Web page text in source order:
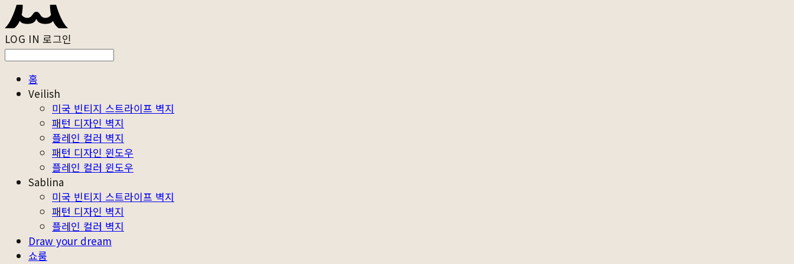
LOG IN 로그인
홈
Veilish
미국 빈티지 스트라이프 벽지
패턴 디자인 벽지
플레인 컬러 벽지
패턴 디자인 윈도우
플레인 컬러 윈도우
Sablina
미국 빈티지 스트라이프 벽지
패턴 디자인 벽지
플레인 컬러 벽지
Draw your dream
쇼룸